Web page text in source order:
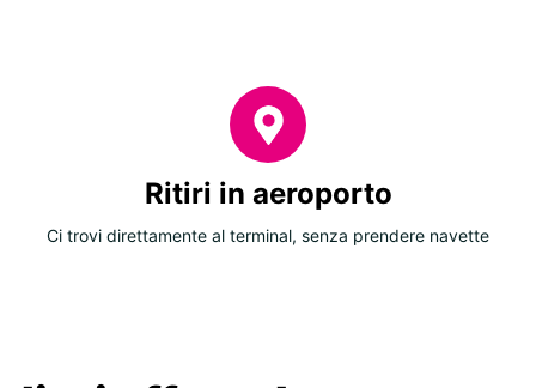
Ritiri in aeroporto
Ci trovi direttamente al terminal, senza prendere navette